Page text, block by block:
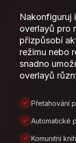
Nakonfiguruj
overlayů pro
přizpůsobí
režimu nebo
snadno
overlayů
Přetahování
Automatické
Komunitní